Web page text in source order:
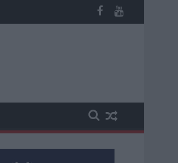
letöltendőt kaphat és ez csak az egyik